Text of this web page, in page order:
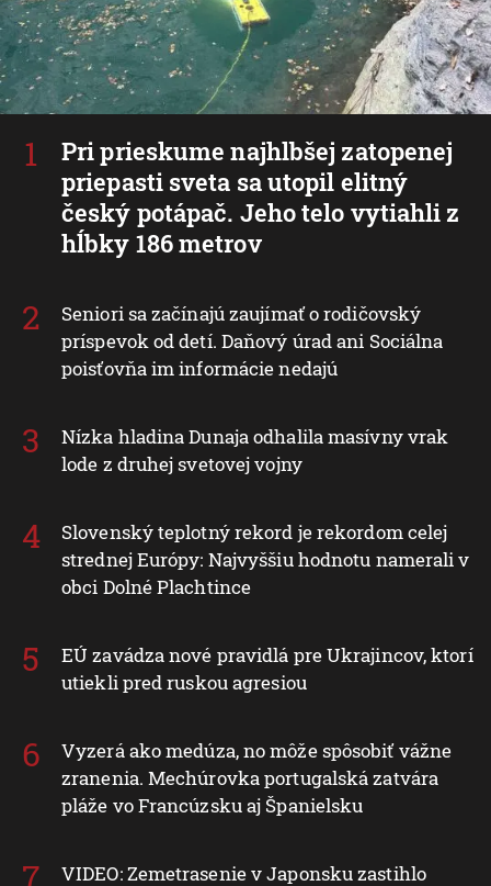
Pri prieskume najhlbšej zatopenej
priepasti sveta sa utopil elitný
český potápač. Jeho telo vytiahli z
hĺbky 186 metrov
Seniori sa začínajú zaujímať o rodičovský
príspevok od detí. Daňový úrad ani Sociálna
poisťovňa im informácie nedajú
Nízka hladina Dunaja odhalila masívny vrak
lode z druhej svetovej vojny
Slovenský teplotný rekord je rekordom celej
strednej Európy: Najvyššiu hodnotu namerali v
obci Dolné Plachtince
EÚ zavádza nové pravidlá pre Ukrajincov, ktorí
utiekli pred ruskou agresiou
Vyzerá ako medúza, no môže spôsobiť vážne
zranenia. Mechúrovka portugalská zatvára
pláže vo Francúzsku aj Španielsku
VIDEO: Zemetrasenie v Japonsku zastihlo